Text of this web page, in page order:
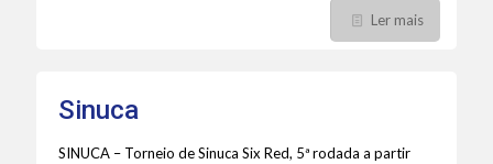
Ler mais
Sinuca
SINUCA – Torneio de Sinuca Six Red, 5ª rodada a partir